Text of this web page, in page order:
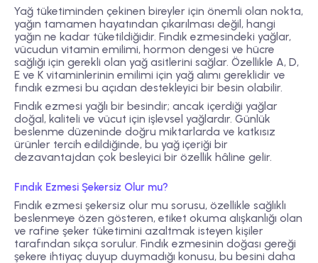
Yağ tüketiminden çekinen bireyler için önemli olan nokta,
yağın tamamen hayatından çıkarılması değil, hangi
yağın ne kadar tüketildiğidir. Fındık ezmesindeki yağlar,
vücudun vitamin emilimi, hormon dengesi ve hücre
sağlığı için gerekli olan yağ asitlerini sağlar. Özellikle A, D,
E ve K vitaminlerinin emilimi için yağ alımı gereklidir ve
fındık ezmesi bu açıdan destekleyici bir besin olabilir.
Fındık ezmesi yağlı bir besindir; ancak içerdiği yağlar
doğal, kaliteli ve vücut için işlevsel yağlardır. Günlük
beslenme düzeninde doğru miktarlarda ve katkısız
ürünler tercih edildiğinde, bu yağ içeriği bir
dezavantajdan çok besleyici bir özellik hâline gelir.
Fındık Ezmesi Şekersiz Olur mu?
Fındık ezmesi şekersiz olur mu sorusu, özellikle sağlıklı
beslenmeye özen gösteren, etiket okuma alışkanlığı olan
ve rafine şeker tüketimini azaltmak isteyen kişiler
tarafından sıkça sorulur. Fındık ezmesinin doğası gereği
şekere ihtiyaç duyup duymadığı konusu, bu besini daha